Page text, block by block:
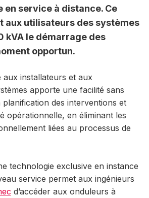
en service à distance. Ce
aux utilisateurs des systèmes
kVA le démarrage des
opportun.
aux installateurs et aux
apporte une facilité sans
planification des interventions et
opérationnelle, en éliminant les
liées au processus de
technologie exclusive en instance
service permet aux ingénieurs
d’accéder aux onduleurs à